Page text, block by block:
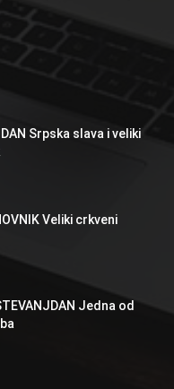
Srpska slava i veliki
Veliki crkveni
Jedna od